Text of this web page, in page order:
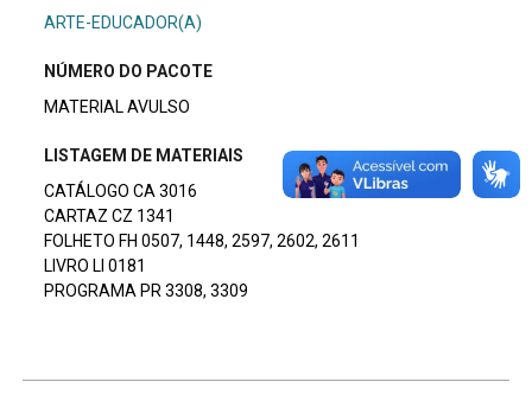
ARTE-EDUCADOR(A)
NÚMERO DO PACOTE
MATERIAL AVULSO
LISTAGEM DE MATERIAIS
CATÁLOGO CA 3016
CARTAZ CZ 1341
FOLHETO FH 0507, 1448, 2597, 2602, 2611
LIVRO LI 0181
PROGRAMA PR 3308, 3309